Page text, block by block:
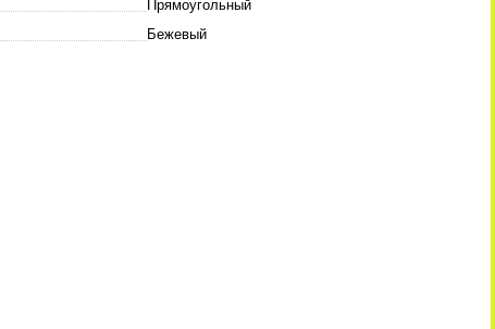
Прямоугольный
Бежевый